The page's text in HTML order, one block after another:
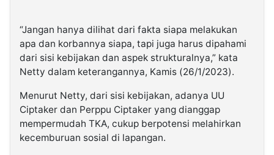
“Jangan hanya dilihat dari fakta siapa melakukan
apa dan korbannya siapa, tapi juga harus dipahami
dari sisi kebijakan dan aspek strukturalnya,” kata
Netty dalam keterangannya, Kamis (26/1/2023).
Menurut Netty, dari sisi kebijakan, adanya UU
Ciptaker dan Perppu Ciptaker yang dianggap
mempermudah TKA, cukup berpotensi melahirkan
kecemburuan sosial di lapangan.